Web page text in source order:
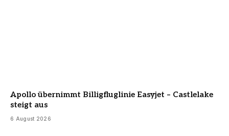
Apollo übernimmt Billigfluglinie Easyjet – Castlelake
steigt aus
6 August 2026